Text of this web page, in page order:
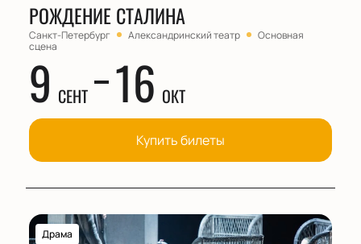
РОЖДЕНИЕ СТАЛИНА
Санкт-Петербург Александринский театр
Основная
сцена
9 СЕНТ 16 ОКТ
Купить билеты
Драма